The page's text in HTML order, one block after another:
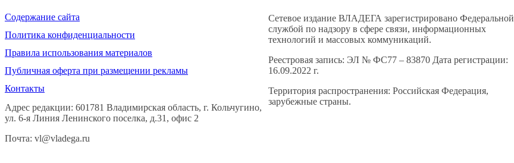
Содержание сайта
Политика конфиденциальности
Правила использования материалов
Публичная оферта при размещении рекламы
Контакты
Адрес редакции: 601781 Владимирская область, г. Кольчугино,
ул. 6-я Линия Ленинского поселка, д.31, офис 2
Почта: vl@vladega.ru
Сетевое издание ВЛАДЕГА зарегистрировано Федеральной
службой по надзору в сфере связи, информационных
технологий и массовых коммуникаций.
Реестровая запись: ЭЛ № ФС77 – 83870 Дата регистрации:
16.09.2022 г.
Территория распространения: Российская Федерация,
зарубежные страны.